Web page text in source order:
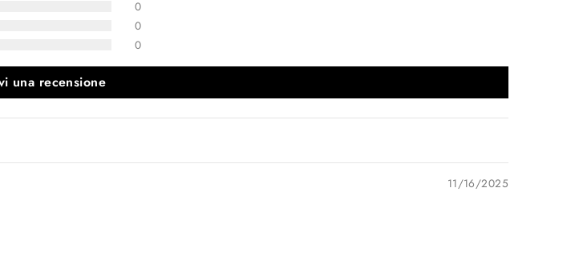
0
0
0
una recensione
11/16/2025